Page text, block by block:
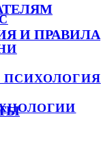
ПСИХОЛОГИЯ
И ПРАВИЛА